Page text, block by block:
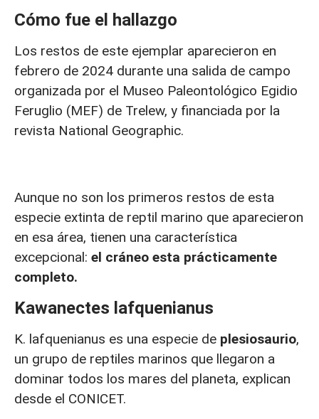
Cómo fue el hallazgo
Los restos de este ejemplar aparecieron en
febrero de 2024 durante una salida de campo
organizada por el Museo Paleontológico Egidio
Feruglio (MEF) de Trelew, y financiada por la
revista National Geographic.
Aunque no son los primeros restos de esta
especie extinta de reptil marino que aparecieron
en esa área, tienen una característica
excepcional: el cráneo esta prácticamente
completo.
Kawanectes lafquenianus
K. lafquenianus es una especie de plesiosaurio,
un grupo de reptiles marinos que llegaron a
dominar todos los mares del planeta, explican
desde el CONICET.